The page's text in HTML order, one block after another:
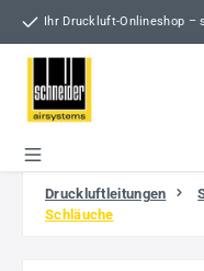
Zum Hauptinhalt springen
Ihr Druckluft-Onlineshop –
Druckluftleitungen
Schläuche